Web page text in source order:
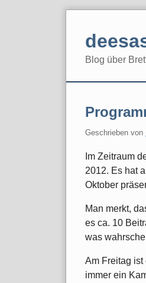
Blog über
Geschrieben von
Im Zeitraum
2012. Es hat
Oktober
Man merkt,
es ca. 10
was
Am Freitag ist
immer ein